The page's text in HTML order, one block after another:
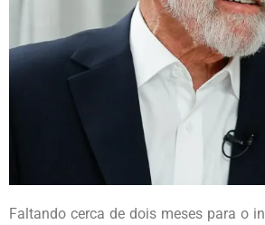
Faltando cerca de dois meses para o